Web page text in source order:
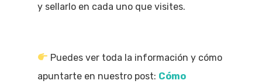
y sellarlo en cada uno que visites.
Puedes ver toda la información y cómo
apuntarte en nuestro post: Cómo